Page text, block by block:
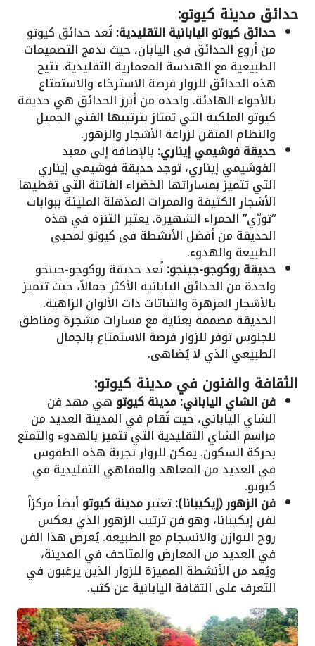
حدائق مدينة كيوتو:
حدائق كيوتو اليابانية التقليدية:تُعد حدائق كيوتو
من أروع الحدائق في اليابان، حيث تدمج التصميمات
الطبيعية مع الهندسة المعمارية التقليدية. تتيح
هذه الحدائق للزوار فرصة الاسترخاء والاستمتاع
بالأجواء الهادئة. واحدة من أبرز الحدائق هي حديقة
كيوتو الملكية التي تمتاز بترتيبها الفني الجميل
والنظام المتقن لزراعة الأشجار والزهور.
حديقة فوشيمي إيناري: بالإضافة إلى معبد
الفوشيمي إيناري، توجد حديقة فوشيمي إيناري
التي تتميز بمساراتها الخضراء الفاتنة التي تغطيها
الأشجار الكثيفة والممرات المذهلة المليئة ببوابات
“تورّي” الحمراء الشهيرة. يعتبر التنزه في هذه
الحديقة من أفضل الأنشطة في كيوتو لمحبي
الطبيعة والهدوء.
حديقة روكوجو-جينجو:تُعد حديقة روكوجو-جينجو
واحدة من الحدائق اليابانية الأكثر جمالاً، حيث تتميز
بالأشجار المزهرة والنباتات ذات الألوان الزاهية.
الحديقة مصممة بعناية مع مسارات مشجرة ومناطق
للجلوس توفر للزوار فرصة الاستمتاع بالجمال
الطبيعي الذي لا يُضاهى.
الثقافة والفنون في مدينة كيوتو:
فن الشاي الياباني:مدينة كيوتو هي مهد فن
الشاي الياباني، حيث تُقام في المدينة العديد من
مراسم الشاي التقليدية التي تتميز بالهدوء والتمتع
بحركة السكون. يمكن للزوار تجربة هذه الطقوس
في العديد من المعاهد والمقاهي التقليدية في
كيوتو.
فن الزهور (إيكيبانا):تعتبرمدينة كيوتو أيضاً مركزاً
لفن إيكيبانا، وهو فن ترتيب الزهور الذي يعكس
روح التوازن والانسجام مع الطبيعة. يُعرض هذا الفن
في العديد من المعارض والمتاحف في المدينة،
ويُعد من الأنشطة المميزة للزوار الذين يرغبون في
التعرف على الثقافة اليابانية عن كثب.